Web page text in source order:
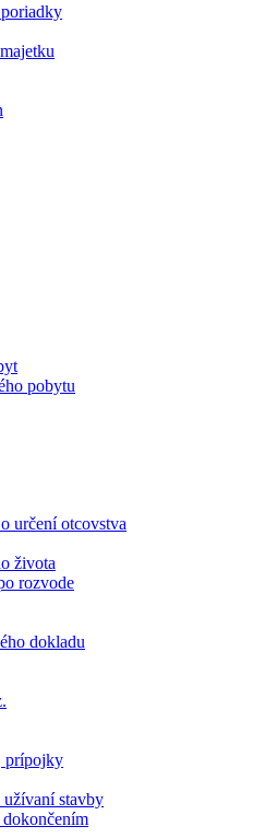
pobytu
určení otcovstva
života
rozvode
dokladu
prípojky
stavby